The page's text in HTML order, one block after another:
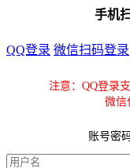
手机
QQ登录 微信扫码登录
注意：QQ登录
微信
账号密